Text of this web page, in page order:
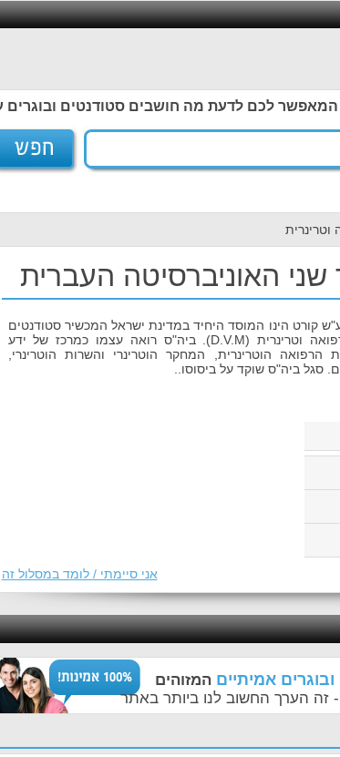
המאפשר לכם לדעת מה חושבים סטודנטים
וטרינרית
שני האוניברסיטה העברית
קורט הינו המוסד היחיד במדינת ישראל המכשיר סטודנטים
לקבלת תואר דוקטור לרפואה וטרינרית (D.V.M). ביה"ס רואה עצמו כמרכז של ידע
הרפואה הוטרינרית, המחקר הוטרינרי והשרות הוטרינרי,
סגל ביה"ס שוקד על ביסוסו..
אני סיימתי / לומד במסלול זה
אמיתיים המזוהים
זה הערך החשוב לנו ביותר באתר